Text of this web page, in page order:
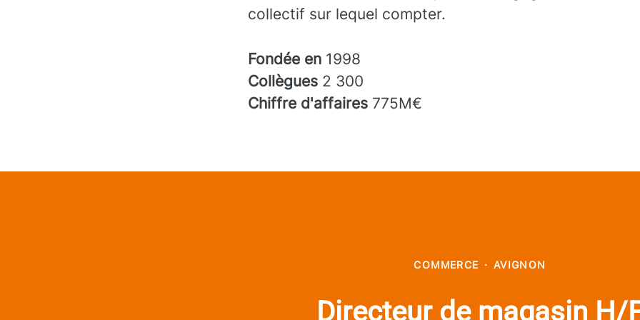
collectif sur lequel compter.
Fondée en 1998
Collègues 2 300
Chiffre d'affaires 775M€
COMMERCE · AVIGNON
Directeur de magasin H/